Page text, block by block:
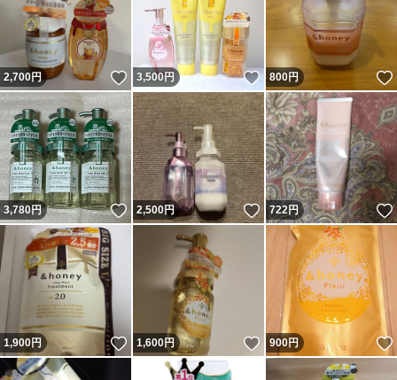
2,700円 いいね！
3,500円 いいね！
800円
3,780円 いいね！
2,500円 いいね！
722円
1,900円 いいね！
1,600円 いいね！
900円